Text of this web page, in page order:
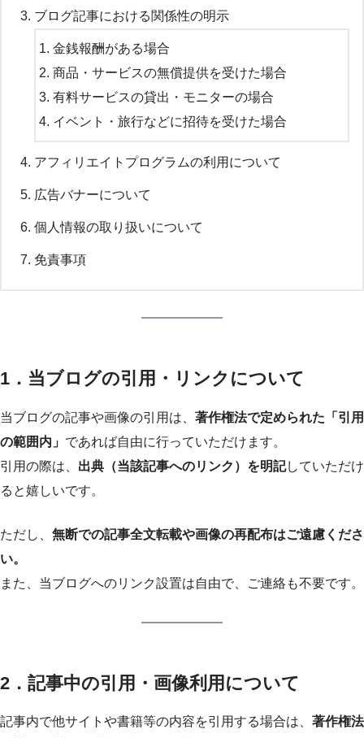
ブログ記事における関係性の明示
金銭報酬がある場合
商品・サービスの無償提供を受けた場合
有料サービスの貸出・モニターの場合
イベント・旅行などに招待を受けた場合
アフィリエイトプログラムの利用について
広告バナーについて
個人情報の取り扱いについて
免責事項
1．当ブログの引用・リンクについて
当ブログの記事や画像の引用は、 著作権法で定められた「引用
の範囲内」 であれば自由に行っていただけます。
引用の際は、 出典（当該記事へのリンク）を明記していただけ
ると嬉しいです。
ただし、 無断での記事全文転載や画像の再配布はご遠慮くださ
い。
また、当ブログへのリンク設置は自由で、ご連絡も不要です。
2．記事中の引用・画像利用について
記事内で他サイトや書籍等の内容を引用する場合は、 著作権法